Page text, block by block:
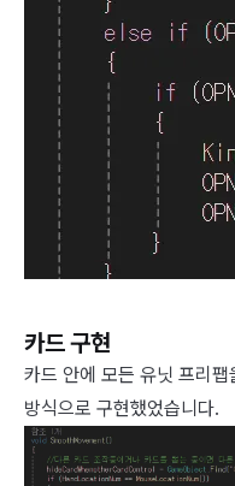
카드 구현
카드 안에 모든 유닛 프리
방식으로 구현했었습니다.